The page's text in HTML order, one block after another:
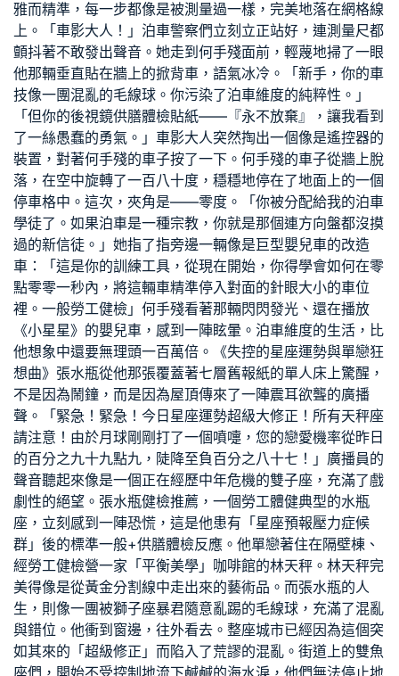
雅而精準，每一步都像是被測量過一樣，完美地落在網格線
上。「車影大人！」泊車警察們立刻立正站好，連測量尺都
顫抖著不敢發出聲音。她走到何手殘面前，輕蔑地掃了一眼
他那輛垂直貼在牆上的掀背車，語氣冰冷。「新手，你的車
技像一團混亂的毛線球。你污染了泊車維度的純粹性。」
「但你的後視鏡供膳體檢貼紙——『永不放棄』，讓我看到
了一絲愚蠢的勇氣。」車影大人突然掏出一個像是遙控器的
裝置，對著何手殘的車子按了一下。何手殘的車子從牆上脫
落，在空中旋轉了一百八十度，穩穩地停在了地面上的一個
停車格中。這次，夾角是——零度。「你被分配給我的泊車
學徒了。如果泊車是一種宗教，你就是那個連方向盤都沒摸
過的新信徒。」她指了指旁邊一輛像是巨型嬰兒車的改造
車：「這是你的訓練工具，從現在開始，你得學會如何在零
點零零一秒內，將這輛車精準停入對面的針眼大小的車位
裡。 一般勞工健檢 」何手殘看著那輛閃閃發光、還在播放
《小星星》的嬰兒車，感到一陣眩暈。泊車維度的生活，比
他想象中還要無理頭一百萬倍。《失控的星座運勢與單戀狂
想曲》張水瓶從他那張覆蓋著七層舊報紙的單人床上驚醒，
不是因為鬧鐘，而是因為屋頂傳來了一陣震耳欲聾的廣播
聲。「緊急！緊急！今日星座運勢超級大修正！所有天秤座
請注意！由於月球剛剛打了一個噴嚏，您的戀愛機率從昨日
的百分之九十九點九，陡降至負百分之八十七！」廣播員的
聲音聽起來像是一個正在經歷中年危機的雙子座，充滿了戲
劇性的絕望。張水瓶健檢推薦 ，一個勞工體健典型的水瓶
座，立刻感到一陣恐慌，這是他患有「星座預報壓力症候
群」後的標準一般+供膳體檢反應。他單戀著住在隔壁棟、
經勞工健檢營一家「平衡美學」咖啡館的林天秤。林天秤完
美得像是從黃金分割線中走出來的藝術品。而張水瓶的人
生，則像一團被獅子座暴君隨意亂踢的毛線球，充滿了混亂
與錯位。他衝到窗邊，往外看去。整座城市已經因為這個突
如其來的「超級修正」而陷入了荒謬的混亂。街道上的雙魚
座們，開始不受控制地流下鹹鹹的海水淚，他們無法停止地